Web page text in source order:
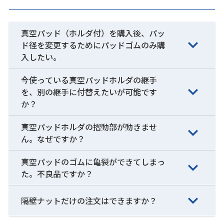
真空パッド（ホルダ付）を購入後、パッ
ド径を変更するためにパッドゴムのみ購
入したい。
今使っている真空パッドホルダの継手
を、別の継手に付替えたいが可能です
か？
真空パッドホルダの摺動部が動きませ
ん。なぜですか？
真空パッドのゴムに亀裂ができてしまっ
た。不良品ですか？
隔壁ナットだけの注文はできますか？